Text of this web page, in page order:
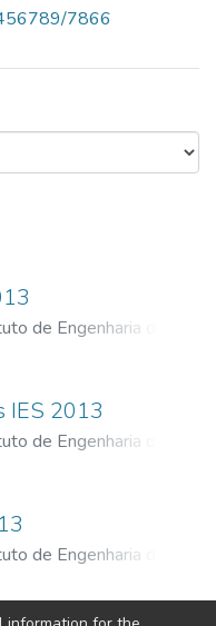
7866
de Engenharia de
IES 2013
de Engenharia de
de Engenharia de